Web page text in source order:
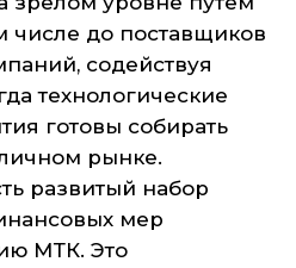
числе до поставщиков
содействуя
технологические
готовы собирать
рынке.
развитый набор
мер
МТК. Это